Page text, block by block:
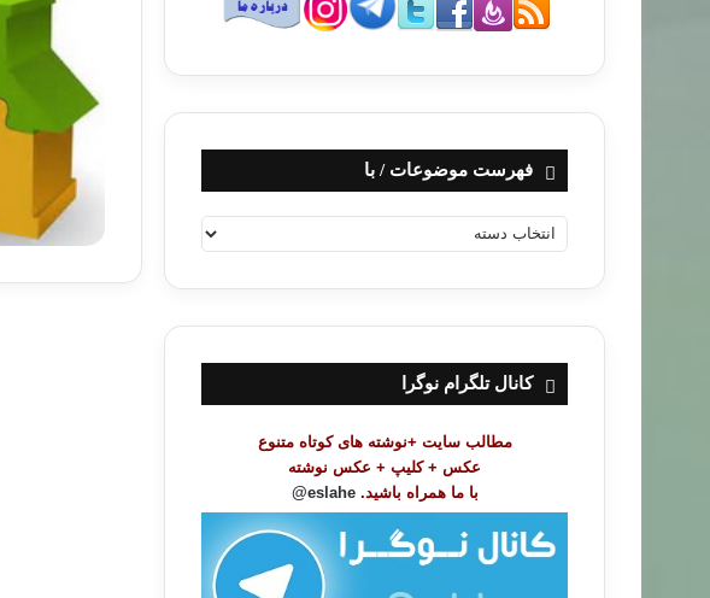
فهرست موضوعات / با
ه
ت
ض
کانال تلگرام نوگرا
مطالب سایت +نوشته های کوتاه متنوع
عکس + کلیپ + عکس نوشته
با ما همراه باشید. eslahe@